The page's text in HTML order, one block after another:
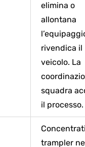
elimina o
allontana
rivendica il
veicolo. La
squadra
il processo.
trampler